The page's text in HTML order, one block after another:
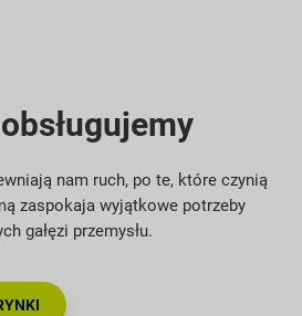
nam ruch, po te, które czynią
zaspokaja wyjątkowe potrzeby
gałęzi przemysłu.